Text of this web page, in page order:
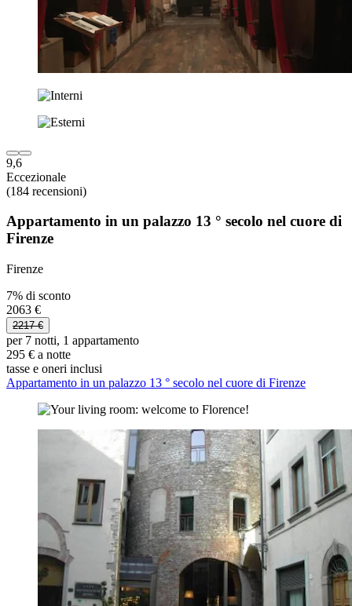
9,6
Eccezionale
(184 recensioni)
Appartamento in un palazzo 13 ° secolo nel cuore di
Firenze
Firenze
7% di sconto
2063 €
2217 €
per 7 notti, 1 appartamento
295 € a notte
tasse e oneri inclusi
Appartamento in un palazzo 13 ° secolo nel cuore di Firenze